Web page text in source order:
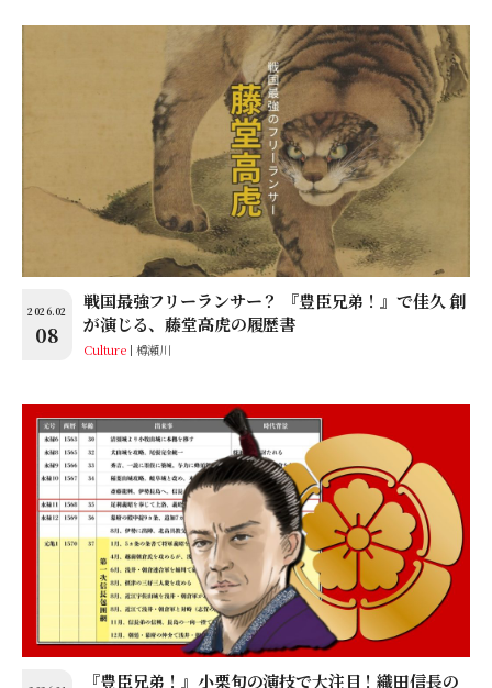
2026.02
08
戦国最強フリーランサー？ 『豊臣兄弟！』で佳久 創
が演じる、藤堂高虎の履歴書
Culture 樽瀬川
『豊臣兄弟！』小栗旬の演技で大注目！織田信長の